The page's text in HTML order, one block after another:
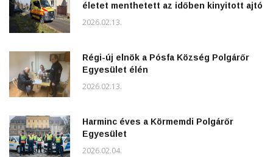
életet menthetett az időben kinyitott ajtó
2026.02.13.
Régi-új elnök a Pósfa Község Polgárőr
Egyesület élén
2026.02.13.
Harminc éves a Körmemdi Polgárőr
Egyesület
2026.02.04.